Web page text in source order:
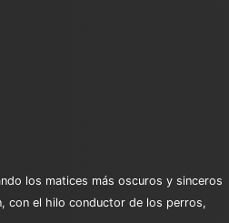
los matices más oscuros y sinceros
con el hilo conductor de los perros,